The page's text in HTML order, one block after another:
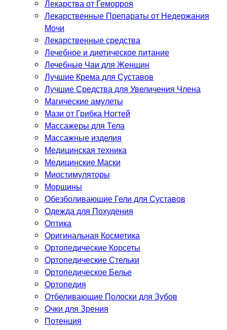
Лекарства от Геморроя
Лекарственные Препараты от Недержания
Мочи
Лекарственные средства
Лечебное и диетическое питание
Лечебные Чаи для Женщин
Лучшие Крема для Суставов
Лучшие Средства для Увеличения Члена
Магические амулеты
Мази от Грибка Ногтей
Массажеры для Тела
Массажные изделия
Медицинская техника
Медицинские Маски
Миостимуляторы
Морщины
Обезболивающие Гели для Суставов
Одежда для Похудения
Оптика
Оригинальная Косметика
Ортопедические Корсеты
Ортопедические Стельки
Ортопедическое Белье
Ортопедия
Отбеливающие Полоски для Зубов
Очки для Зрения
Потенция